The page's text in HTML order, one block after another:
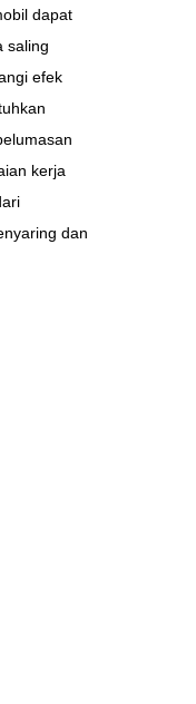
dapat
saling
efek
kerja
dan